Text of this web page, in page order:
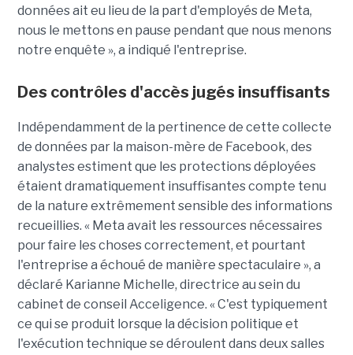
données ait eu lieu de la part d'employés de Meta,
nous le mettons en pause pendant que nous menons
notre enquête », a indiqué l'entreprise.
Des contrôles d'accès jugés insuffisants
Indépendamment de la pertinence de cette collecte
de données par la maison-mère de Facebook, des
analystes estiment que les protections déployées
étaient dramatiquement insuffisantes compte tenu
de la nature extrêmement sensible des informations
recueillies. « Meta avait les ressources nécessaires
pour faire les choses correctement, et pourtant
l'entreprise a échoué de manière spectaculaire », a
déclaré Karianne Michelle, directrice au sein du
cabinet de conseil Acceligence. « C'est typiquement
ce qui se produit lorsque la décision politique et
l'exécution technique se déroulent dans deux salles